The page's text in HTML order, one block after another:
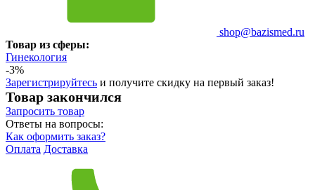
shop@bazismed.ru
Товар из сферы:
Гинекология
-3%
Зарегистрируйтесь и получите скидку на первый заказ!
Товар закончился
Запросить товар
Ответы на вопросы:
Как оформить заказ?
Оплата Доставка